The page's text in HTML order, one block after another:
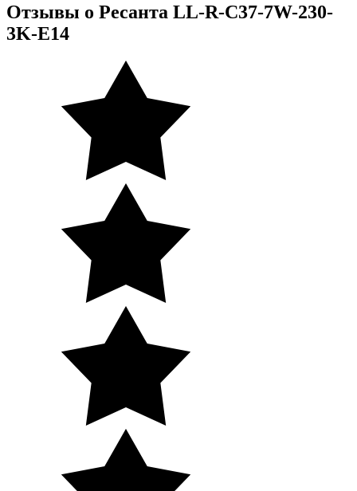
Отзывы о Ресанта LL-R-C37-7W-230-
3K-E14